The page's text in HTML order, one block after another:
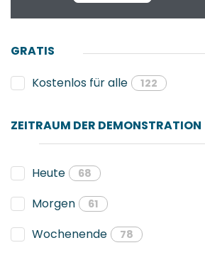
GRATIS
Kostenlos für alle
122
ZEITRAUM DER DEMONSTRATION
Heute 68
Morgen 61
Wochenende 78